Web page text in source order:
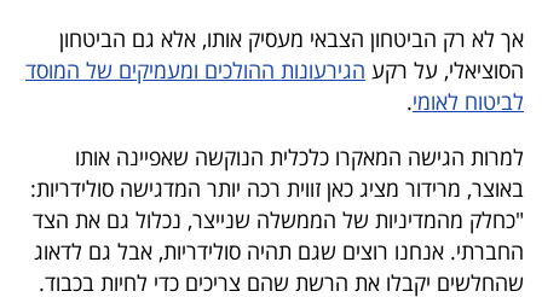
אך לא רק הביטחון הצבאי מעסיק אותו, אלא גם הביטחון
הסוציאלי, על רקע הגירעונות ההולכים ומעמיקים של המוסד
לביטוח לאומי.
למרות הגישה המאקרו כלכלית הנוקשה שאפיינה אותו
באוצר, מרידור מציג כאן זווית רכה יותר המדגישה סולידריות:
"כחלק מהמדיניות של הממשלה שנייצר, נכלול גם את הצד
החברתי. אנחנו רוצים שגם תהיה סולידריות, אבל גם לדאוג
שהחלשים יקבלו את הרשת שהם צריכים כדי לחיות בכבוד.